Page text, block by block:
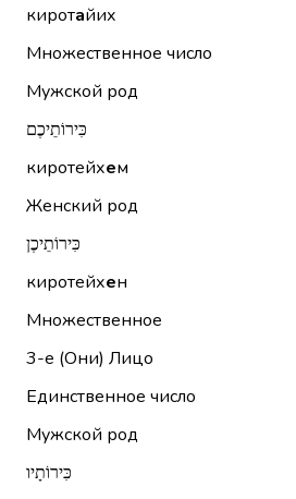
киротайих
Множественное число
Мужской род
כִּירוֹתֵיכֶם
киротейхем
Женский род
כִּירוֹתֵיכֶן
киротейхен
Множественное
3-е (Они) Лицо
Единственное число
Мужской род
כִּירוֹתָיו